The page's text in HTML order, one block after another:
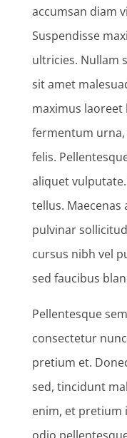
accumsan diam
Suspendisse
ultricies. Nullam
sit amet
maximus
fermentum
felis.
aliquet
tellus. Maecenas
pulvinar
cursus nibh vel
sed faucibus
Pellentesque
consectetur
pretium et.
sed, tincidunt
enim, et pretium